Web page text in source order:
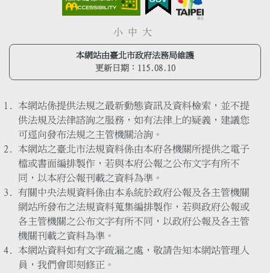
小 中 大
本網站由臺北市政府法務局維護
更新日期： 115.08.10
本網站係提供法規之最新動態資訊及資料檢索，並不提
供法規及法律諮詢之服務，如有法律上的疑義，建議您
可逕向發布法規之主管機關洽詢。
本網站之臺北市法規資料係由本府各機關所提供之電子
檔或書面編排製作，若與本府公報之公布文字有所不
同，以本府公報刊載之資料為準。
有關中央法規資料係由本系統於政府公報及各主管機關
網站所發布之法規資料蒐集編排製作，若與政府公報或
各主管機關之公布文字有所不同，以政府公報及各主管
機關刊載之資料為準。
本網站資料如有文字疏漏之處，敬請告知本網站管理人
員，我們會即刻修正。